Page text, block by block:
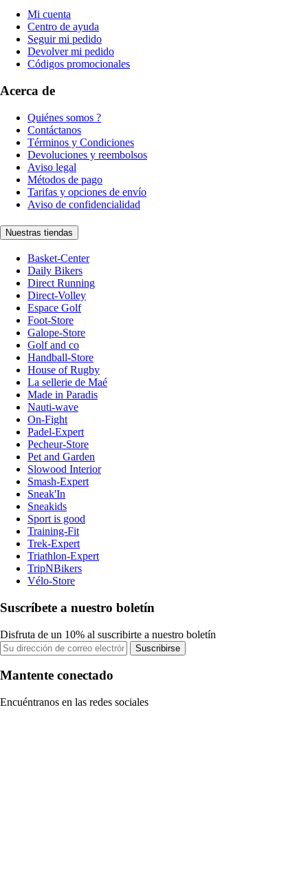
Mi cuenta
Centro de ayuda
Seguir mi pedido
Devolver mi pedido
Códigos promocionales
Acerca de
Quiénes somos ?
Contáctanos
Términos y Condiciones
Devoluciones y reembolsos
Aviso legal
Métodos de pago
Tarifas y opciones de envío
Aviso de confidencialidad
Nuestras tiendas
Basket-Center
Daily Bikers
Direct Running
Direct-Volley
Espace Golf
Foot-Store
Galope-Store
Golf and co
Handball-Store
House of Rugby
La sellerie de Maé
Made in Paradis
Nauti-wave
On-Fight
Padel-Expert
Pecheur-Store
Pet and Garden
Slowood Interior
Smash-Expert
Sneak'In
Sneakids
Sport is good
Training-Fit
Trek-Expert
Triathlon-Expert
TripNBikers
Vélo-Store
Suscríbete a nuestro boletín
Disfruta de un 10% al suscribirte a nuestro boletín
Suscribirse
Mantente conectado
Encuéntranos en las redes sociales